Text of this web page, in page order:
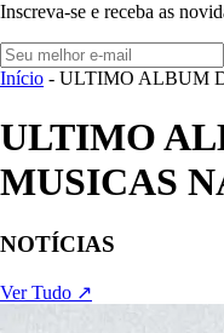
Inscreva-se e receba as
Início - ULTIMO ALBUM
ULTIMO
MUSICAS
NOTÍCIAS
Ver Tudo ↗